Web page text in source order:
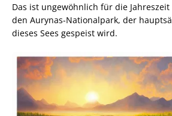
Das ist ungewöhnlich für die
den Aurynas-Nationalpark, der
dieses Sees gespeist wird.